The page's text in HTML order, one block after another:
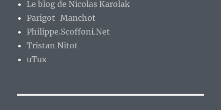
Le blog de Nicolas Karolak
Parigot-Manchot
Philippe.Scoffoni.Net
Tristan Nitot
uTux